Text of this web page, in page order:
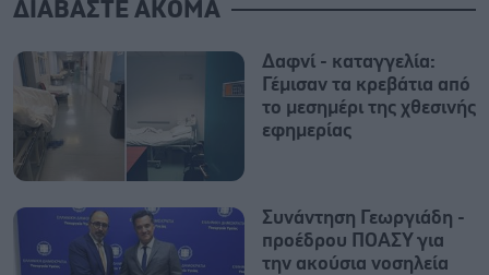
ΔΙΑΒΑΣΤΕ ΑΚΟΜΑ
Δαφνί - καταγγελία:
Γέμισαν τα κρεβάτια από
το μεσημέρι της χθεσινής
εφημερίας
Συνάντηση Γεωργιάδη -
προέδρου ΠΟΑΣΥ για
την ακούσια νοσηλεία